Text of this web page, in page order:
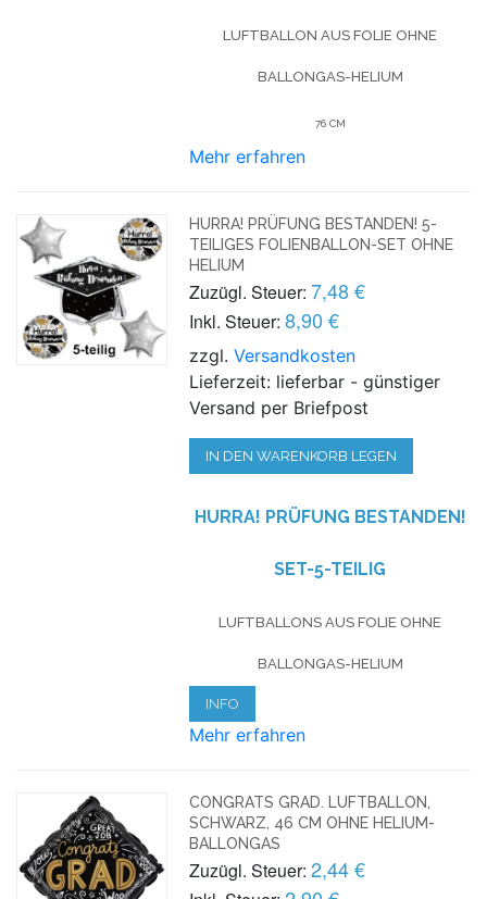
LUFTBALLON AUS FOLIE OHNE
BALLONGAS-HELIUM
76 CM
Mehr erfahren
HURRA! PRÜFUNG BESTANDEN! 5-
TEILIGES FOLIENBALLON-SET OHNE
HELIUM
Zuzügl. Steuer: 7,48 €
Inkl. Steuer: 8,90 €
zzgl.Versandkosten
Lieferzeit: lieferbar - günstiger
Versand per Briefpost
IN DEN WARENKORB LEGEN
HURRA! PRÜFUNG BESTANDEN!
SET-5-TEILIG
LUFTBALLONS AUS FOLIE OHNE
BALLONGAS-HELIUM
INFO
Mehr erfahren
CONGRATS GRAD. LUFTBALLON,
SCHWARZ, 46 CM OHNE HELIUM-
BALLONGAS
Zuzügl. Steuer: 2,44 €